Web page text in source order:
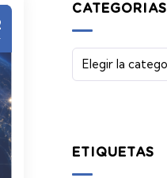
CATEGORIAS
ETIQUETAS